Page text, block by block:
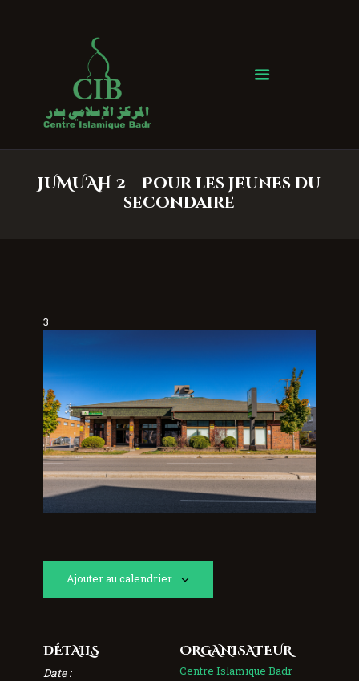
JUMU'AH 2 – Pour les jeunes du
secondaire
Centre Islamique Badr
Accueil
À propos
Services
Faire un don
3
Ajouter au calendrier
DÉTAILS
Date :
ORGANISATEUR
Centre Islamique Badr